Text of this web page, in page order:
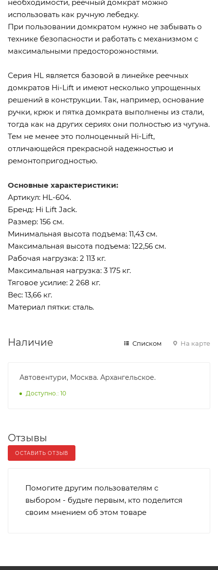
необходимости, реечный домкрат можно
использовать как ручную лебедку.
При пользовании домкратом нужно не забывать о
технике безопасности и работать с механизмом с
максимальными предосторожностями.
Серия HL является базовой в линейке реечных
домкратов Hi-Lift и имеют несколько упрощенных
решений в конструкции. Так, например, основание
ручки, крюк и пятка домкрата выполнены из стали,
тогда как на других сериях они полностью из чугуна.
Тем не менее это полноценный Hi-Lift,
отличающейся прекрасной надежностью и
ремонтопригодностью.
Основные характеристики:
Артикул: HL-604.
Бренд: Hi Lift Jack.
Размер: 156 см.
Минимальная высота подъема: 11,43 см.
Максимальная высота подъема: 122,56 см.
Рабочая нагрузка: 2 113 кг.
Максимальная нагрузка: 3 175 кг.
Тяговое усилие: 2 268 кг.
Вес: 13,66 кг.
Материал пятки: сталь.
Наличие Списком На карте
Автовентури, Москва. Архангельское.
Доступно.: 10
Отзывы
ОСТАВИТЬ ОТЗЫВ
Помогите другим пользователям с
выбором - будьте первым, кто поделится
своим мнением об этом товаре